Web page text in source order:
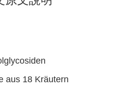
aus 18 Kräutern